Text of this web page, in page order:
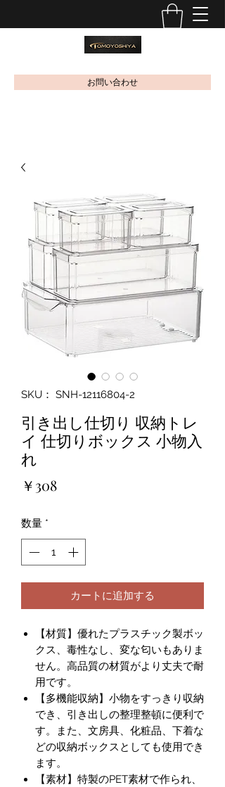
お問い合わせ
SKU： SNH-12116804-2
引き出し仕切り 収納トレ
イ 仕切りボックス 小物入
れ
￥308価
数量 *
カートに追加する
【材質】優れたプラスチック製ボッ
クス、毒性なし、変な匂いもありま
せん。高品質の材質がより丈夫で耐
用です。
【多機能収納】小物をすっきり収納
でき、引き出しの整理整頓に便利で
す。また、文房具、化粧品、下着な
どの収納ボックスとしても使用でき
ます。
【素材】特製のPET素材で作られ、